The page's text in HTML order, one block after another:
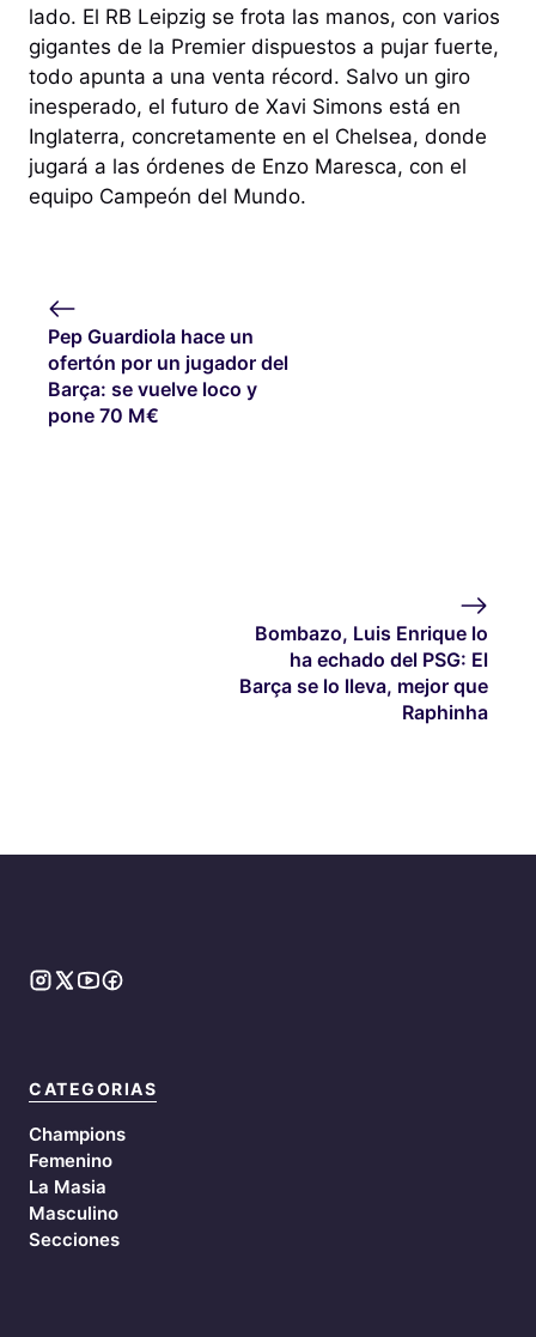
lado. El RB Leipzig se frota las manos, con varios
gigantes de la Premier dispuestos a pujar fuerte,
todo apunta a una venta récord. Salvo un giro
inesperado, el futuro de Xavi Simons está en
Inglaterra, concretamente en el Chelsea, donde
jugará a las órdenes de Enzo Maresca, con el
equipo Campeón del Mundo.
Pep Guardiola hace un
ofertón por un jugador del
Barça: se vuelve loco y
pone 70 M€
Bombazo, Luis Enrique lo
ha echado del PSG: El
Barça se lo lleva, mejor que
Raphinha
CATEGORIAS
Champions
Femenino
La Masia
Masculino
Secciones